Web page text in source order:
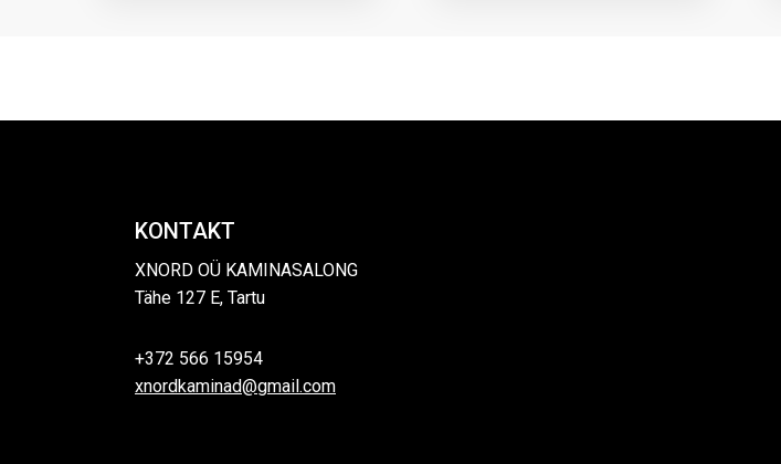
KONTAKT
XNORD OÜ KAMINASALONG
Tähe 127 E, Tartu
+372 566 15954
xnordkaminad@gmail.com